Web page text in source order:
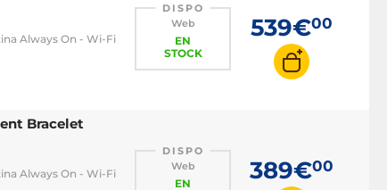
Always On - Wi-Fi
DISPO
Web
EN
STOCK
539€00
Bracelet
Always On - Wi-Fi
DISPO
Web
EN
389€00